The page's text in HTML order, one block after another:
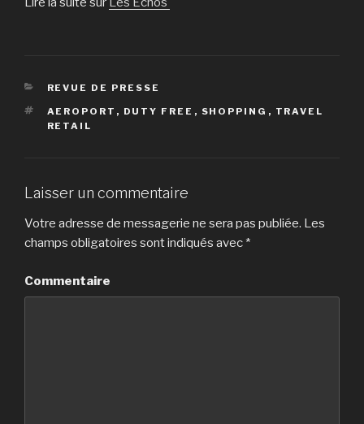
CATÉGORIES
REVUE DE PRESSE
ÉTIQUETTES
AEROPORT , DUTY FREE , SHOPPING , TRAVEL
RETAIL
Laisser un commentaire
Votre adresse de messagerie ne sera pas publiée. Les
champs obligatoires sont indiqués avec *
Commentaire